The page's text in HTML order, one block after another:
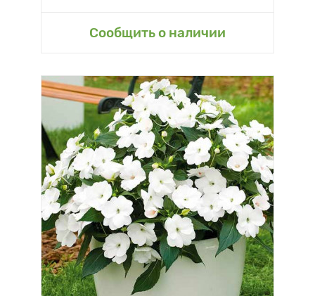
Сообщить о наличии